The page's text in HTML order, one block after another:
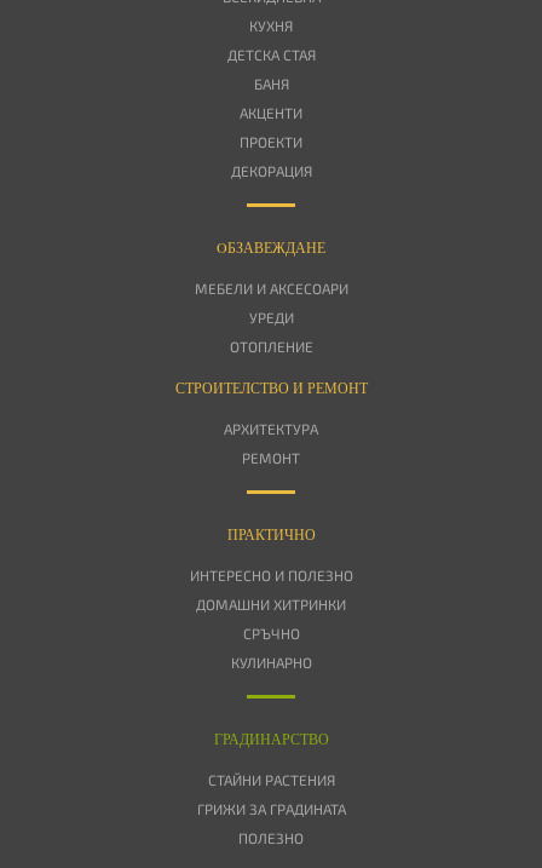
КУХНЯ
ДЕТСКА СТАЯ
БАНЯ
АКЦЕНТИ
ПРОЕКТИ
ДЕКОРАЦИЯ
OБЗАВЕЖДАНЕ
МЕБЕЛИ И АКСЕСОАРИ
УРЕДИ
ОТОПЛЕНИЕ
СТРОИТЕЛСТВО И РЕМОНТ
АРХИТЕКТУРА
РЕМОНТ
ПРАКТИЧНО
ИНТЕРЕСНО И ПОЛЕЗНО
ДОМАШНИ ХИТРИНКИ
СРЪЧНО
КУЛИНАРНО
ГРАДИНАРСТВО
СТАЙНИ РАСТЕНИЯ
ГРИЖИ ЗА ГРАДИНАТА
ПОЛЕЗНО